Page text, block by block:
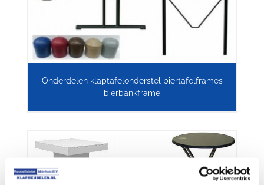
Onderdelen klaptafelonderstel biertafelframes
bierbankframe